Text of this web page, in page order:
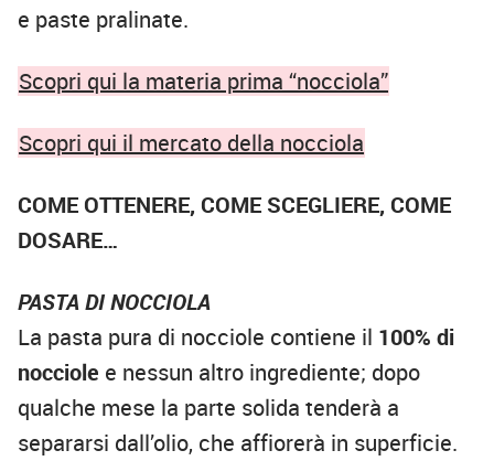
e paste pralinate.
Scopri qui la materia prima “nocciola”
Scopri qui il mercato della nocciola
COME OTTENERE, COME SCEGLIERE, COME
DOSARE…
PASTA DI NOCCIOLA
La pasta pura di nocciole contiene il 100% di
nocciole e nessun altro ingrediente; dopo
qualche mese la parte solida tenderà a
separarsi dall’olio, che affiorerà in superficie.